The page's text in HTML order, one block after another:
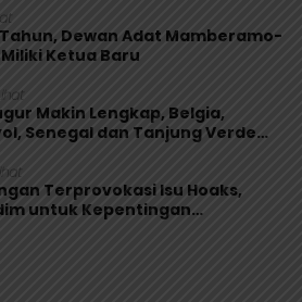
Tahun, Dewan Adat Mamberamo-
Ketua Baru
Makin Lengkap, Belgia,
Senegal dan Tanjung Verde
Terprovokasi Isu Hoaks,
untuk Kepentingan